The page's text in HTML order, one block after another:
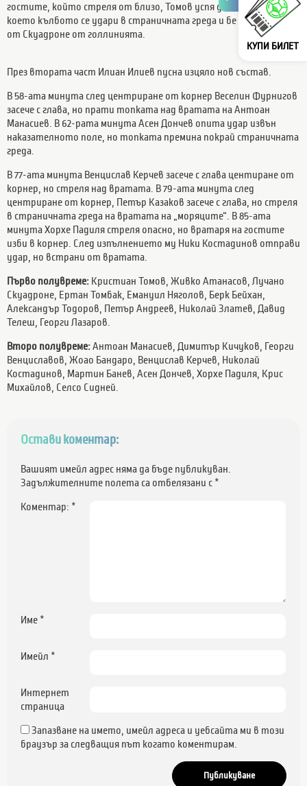
КУПИ БИЛЕТ
гостите, който стреля от близо, Томов успя да парира, след
което кълбото се удари в страничната греда и бе изчистена
от Скуадроне от голлинията.
През втората част Илиан Илиев пусна изцяло нов състав.
В 58-ата минута след центриране от корнер Веселин Фурнигов
засече с глава, но прати топката над вратата на Антоан
Манасиев. В 62-рата минута Асен Дончев опита удар извън
наказателното поле, но топката премина покрай страничната
греда.
В 77-ата минута Венцислав Керчев засече с глава центиране от
корнер, но стреля над вратата. В 79-ата минута след
центриране от корнер, Петър Казаков засече с глава, но стреля
в страничната греда на вратата на „моряците“. В 85-ата
минута Хорхе Падиля стреля опасно, но вратаря на гостите
изби в корнер. След изпълнението му Ники Костадинов отправи
удар, но встрани от вратата.
Първо полувреме: Кристиан Томов, Живко Атанасов, Лучано
Скуадроне, Ертан Томбак, Емануил Няголов, Берк Бейхан,
Александър Тодоров, Петър Андреев, Николай Златев, Давид
Телеш, Георги Лазаров.
Второ полувреме:Антоан Манасиев, Димитър Кичуков, Георги
Венциславов, Жоао Бандаро, Венцислав Керчев, Николай
Костадинов, Мартин Банев, Асен Дончев, Хорхе Падиля, Крис
Михайлов, Селсо Сидней.
Остави коментар:
Вашият имейл адрес няма да бъде публикуван.
Задължителните полета са отбелязани с *
Коментар: *
Име *
Имейл *
Интернет
страница
Запазване на името, имейл адреса и уебсайта ми в този
браузър за следващия път когато коментирам.